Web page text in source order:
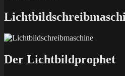
Der Lichtbildprophet